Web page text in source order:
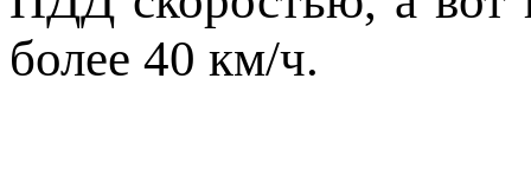
более 40 км/ч.